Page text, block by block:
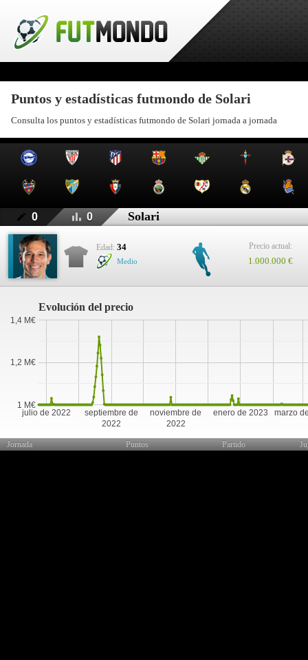
Puntos y estadísticas futmondo de Solari
Consulta los puntos y estadísticas futmondo de Solari jornada a jornada
0 0 Solari
Edad: 34
Medio
Precio actual:
1.000.000 €
Evolución del precio
julio de 2022
septiembre de
2022
noviembre de
2022
enero de 2023 marzo
1 M€
1,2 M€
1,4 M€
Jornada Puntos Partido